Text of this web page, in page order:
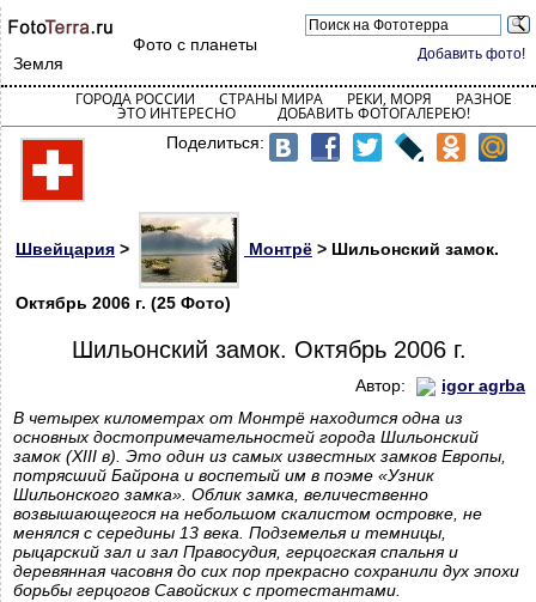
Добавить фото!
Фото с планеты
Земля
ГОРОДА РОССИИ СТРАНЫ МИРА РЕКИ, МОРЯ РАЗНОЕ
ЭТО ИНТЕРЕСНО ДОБАВИТЬ ФОТОГАЛЕРЕЮ!
Поделиться:
Швейцария > Монтрё > Шильонский замок.
Октябрь 2006 г. (25 Фото)
Шильонский замок. Октябрь 2006 г.
Автор:
igor agrba
В четырех километрах от Монтрё находится одна из
основных достопримечательностей города Шильонский
замок (XIII в). Это один из самых известных замков Европы,
потрясший Байрона и воспетый им в поэме «Узник
Шильонского замка». Облик замка, величественно
возвышающегося на небольшом скалистом островке, не
менялся с середины 13 века. Подземелья и темницы,
рыцарский зал и зал Правосудия, герцогская спальня и
деревянная часовня до сих пор прекрасно сохранили дух эпохи
борьбы герцогов Савойских с протестантами.